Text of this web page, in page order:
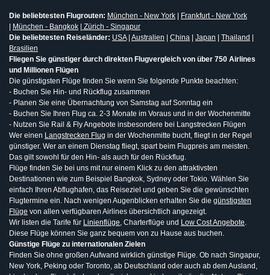
Die beliebtesten Flugrouten: München - New York
Frankfurt - New York
München - Bangkok
Zürich - Singapur
Die beliebtesten Reiseländer: USA| Australien China Japan Thailand
Brasilien
Fliegen Sie günstiger durch direkten Flugvergleich von über 750 Airlines
und Millionen Flügen
Die günstigsten Flüge finden Sie wenn Sie folgende Punkte beachten:
- Buchen Sie Hin- und Rückflug zusammen
- Planen Sie eine Übernachtung von Samstag auf Sonntag ein
- Buchen Sie Ihren Flug ca. 2-3 Monate im Voraus und in der Wochenmitte
- Nutzen Sie Rail & Fly Angebote insbesondere bei Langstrecken Flügen
Wer einen Langstrecken Flug in der Wochenmitte bucht, fliegt in der Regel
günstiger. Wer an einem Dienstag fliegt, spart beim Flugpreis am meisten.
Das gilt sowohl für den Hin- als auch für den Rückflug.
Flüge finden Sie bei uns mit nur einem Klick zu den attraktivsten
Destinationen wie zum Beispiel Bangkok, Sydney oder Tokio. Wählen Sie
einfach Ihren Abflughafen, das Reiseziel und geben Sie die gewünschten
Flugtermine ein. Nach wenigen Augenblicken erhalten Sie die günstigsten
Flüge von allen verfügbaren Airlines übersichtlich angezeigt.
Wir listen die Tarife für Linienflüge, Charterflüge und Low Cost Angebote.
Diese Flüge können Sie ganz bequem von zu Hause aus buchen.
Günstige Flüge zu internationalen Zielen
Finden Sie ohne großen Aufwand wirklich günstige Flüge. Ob nach Singapur,
New York, Peking oder Toronto, ab Deutschland oder auch ab dem Ausland,